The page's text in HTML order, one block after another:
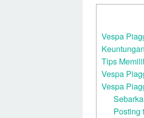
Vespa
Tips
Vespa
Vespa
Posting